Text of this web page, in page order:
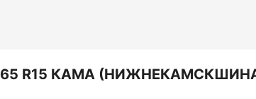
R15 КАМА